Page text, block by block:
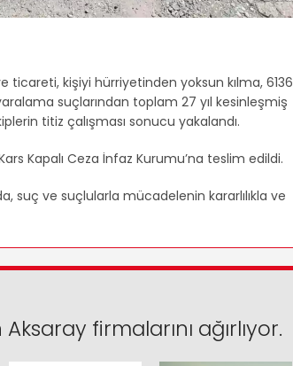
ticareti, kişiyi hürriyetinden yoksun kılma, 6136
suçlarından toplam 27 yıl kesinleşmiş
titiz çalışması sonucu yakalandı.
Kapalı Ceza İnfaz Kurumu’na teslim edildi.
suç ve suçlularla mücadelenin kararlılıkla ve
firmalarını ağırlıyor.